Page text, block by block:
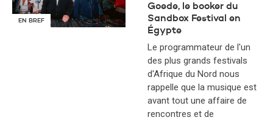
EN BREF
Goede, le booker du
Sandbox Festival en
Égypte
Le programmateur de l'un
des plus grands festivals
d'Afrique du Nord nous
rappelle que la musique est
avant tout une affaire de
rencontres et de